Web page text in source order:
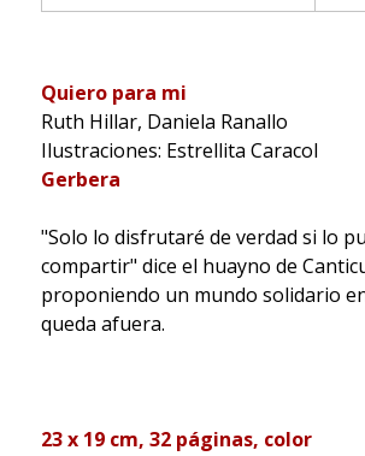
Quiero para mi
Ruth Hillar, Daniela Ranallo
Ilustraciones: Estrellita Caracol
Gerbera
"Solo lo disfrutaré de verdad si lo
compartir" dice el huayno de
proponiendo un mundo solidario
queda afuera.
23 x 19 cm, 32 páginas, color